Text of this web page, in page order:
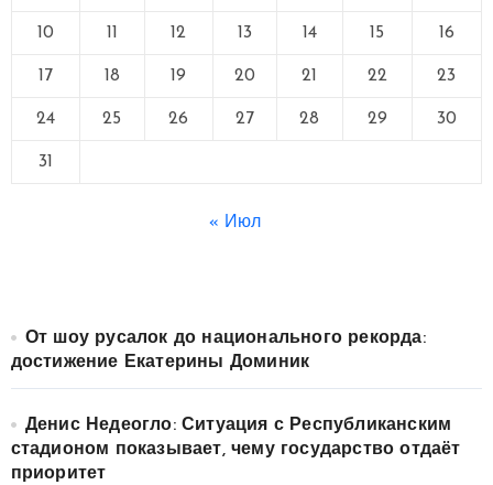
10 11 12 13 14 15 16
17 18 19 20 21 22 23
24 25 26 27 28 29 30
31
« Июл
От шоу русалок до национального рекорда:
достижение Екатерины Доминик
Денис Недеогло: Ситуация с Республиканским
стадионом показывает, чему государство отдаёт
приоритет